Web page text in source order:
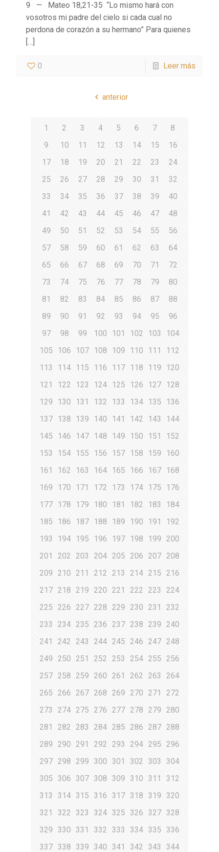
9 — Mateo 18,21-35 “Lo mismo hará con
vosotros mi padre del cielo si cada cual no
perdona de corazón a su hermano” Para quienes
[…]
0 Leer más
anterior
1 2 3 4 5 6 7
8
9
10 11 12 13 14 15
16
17
18 19 20 21 22 23
24
25
26 27 28 29 30 31
32
33
34 35 36 37 38 39
40
41
42 43 44 45 46 47
48
49
50 51 52 53 54 55
56
57
58 59 60 61 62 63
64
65
66 67 68 69 70 71
72
73
74 75 76 77 78 79
80
81
82 83 84 85 86 87
88
89
90 91 92 93 94 95
96
97
98 99 100 101 102 103
104
105
106 107 108 109 110 111
112
113
114 115 116 117 118 119
120
121
122 123 124 125 126 127 128
129
130 131 132 133 134 135
136
137 138 139 140 141 142 143
144
145
146 147 148 149 150 151
152
153
154 155 156 157 158 159
160
161
162 163 164 165 166 167 168
169
170 171 172 173 174 175
176
177 178 179 180 181 182 183
184
185
186 187 188 189 190 191
192
193
194 195 196 197 198 199 200
201
202 203 204 205 206 207 208
209 210 211 212 213 214 215 216
217 218 219 220 221 222 223
224
225 226 227 228 229 230 231
232
233
234 235 236 237 238 239 240
241
242 243 244 245 246 247 248
249 250 251 252 253 254 255 256
257 258 259 260 261 262 263
264
265 266 267 268 269 270 271
272
273
274 275 276 277 278 279 280
281
282 283 284 285 286 287 288
289 290 291 292 293 294 295 296
297 298 299 300 301 302 303
304
305
306 307 308 309 310 311
312
313
314 315 316 317 318 319
320
321
322 323 324 325 326 327 328
329
330 331 332 333 334 335
336
337 338 339 340 341 342 343 344